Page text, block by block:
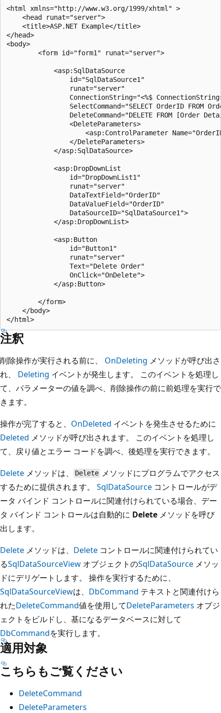
<html xmlns="http://www.w3.org/1999/xhtml" >
    <head runat="server">
    <title>ASP.NET Example</title>
</head>
<body>
        <form id="form1" runat="server">
            <asp:SqlDataSource
                id="SqlDataSource1"
                runat="server"
ConnectionString="<%$
SelectCommand="SELECT OrderID FROM
DeleteCommand="DELETE FROM [Order
                <DeleteParameters>
<asp:ControlParameter
                </DeleteParameters>
            </asp:SqlDataSource>
            <asp:DropDownList
                id="DropDownList1"
                runat="server"
                DataTextField="OrderID"
                DataValueField="OrderID"
                DataSourceID="SqlDataSource1">
            </asp:DropDownList>
            <asp:Button
                id="Button1"
                runat="server"
                Text="Delete Order"
                OnClick="OnDelete">
            </asp:Button>
        </form>
    </body>
注釈
削除操作が実行される前に、 OnDeleting メソッドが呼び出さ
れ、 Deleting イベントが発生します。 このイベントを処理し
て、パラメーターの値を調べ、削除操作の前に前処理を実行で
きます。
操作が完了すると、 OnDeleted イベントを発生させるために
Deleted メソッドが呼び出されます。 このイベントを処理し
て、戻り値とエラー コードを調べ、後処理を実行できます。
Delete メソッドは、 Delete メソッドにプログラムでアクセス
するために提供されます。 SqlDataSource コントロールがデ
ータ バインド コントロールに関連付けられている場合、デー
タ バインド コントロールは自動的に Delete メソッドを呼び
出します。
Delete メソッドは、 Delete コントロールに関連付けられてい
るSqlDataSourceView オブジェクトのSqlDataSource メソッ
ドにデリゲートします。 操作を実行するために、
SqlDataSourceViewは、 DbCommand テキストと関連付けら
れたDeleteCommand値を使用してDeleteParameters オブジ
ェクトをビルドし、基になるデータベースに対して
DbCommandを実行します。
適用対象
こちらもご覧ください
DeleteCommand
DeleteParameters